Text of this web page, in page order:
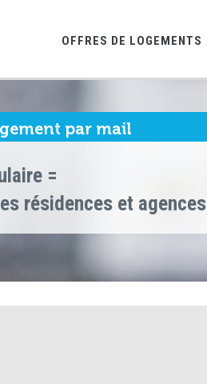
OFFRES DE LOGEMENTS
par mail
=
résidences et agences